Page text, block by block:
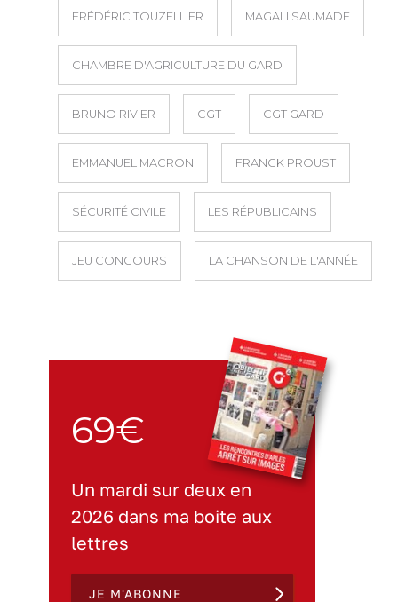
FRÉDÉRIC TOUZELLIER MAGALI SAUMADE
CHAMBRE D'AGRICULTURE DU GARD
BRUNO RIVIER CGT CGT GARD
EMMANUEL MACRON FRANCK PROUST
SÉCURITÉ CIVILE LES RÉPUBLICAINS
JEU CONCOURS LA CHANSON DE L'ANNÉE
69€
Un mardi sur deux en
2026 dans ma boite aux
lettres
JE M'ABONNE